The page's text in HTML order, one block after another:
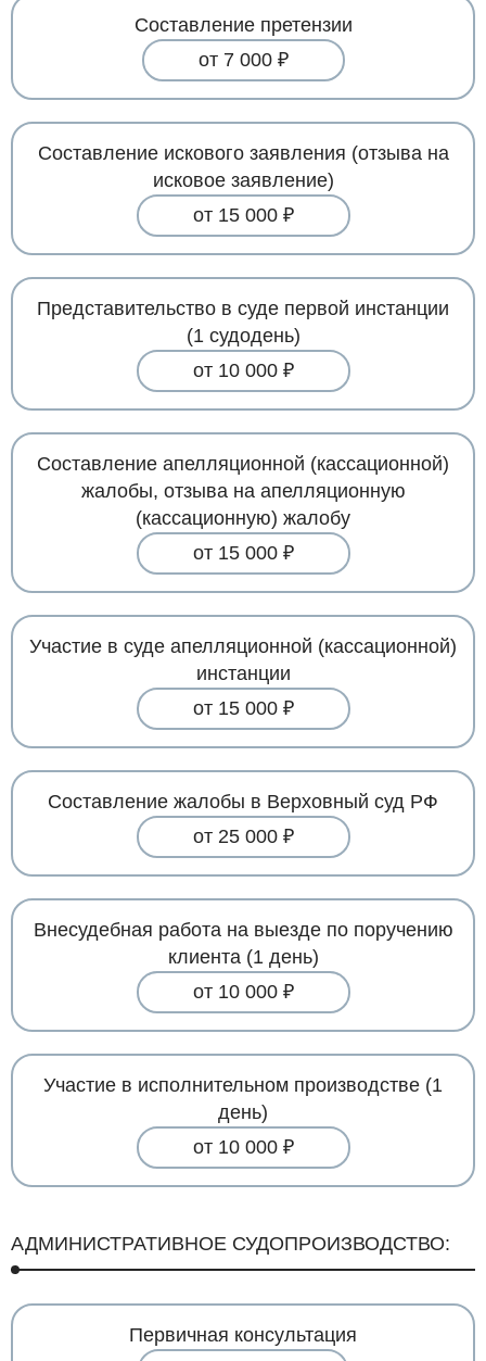
Составление претензии
от 7 000 ₽
Составление искового заявления (отзыва на
исковое заявление)
от 15 000 ₽
Представительство в суде первой инстанции
(1 судодень)
от 10 000 ₽
Составление апелляционной (кассационной)
жалобы, отзыва на апелляционную
(кассационную) жалобу
от 15 000 ₽
Участие в суде апелляционной (кассационной)
инстанции
от 15 000 ₽
Составление жалобы в Верховный суд РФ
от 25 000 ₽
Внесудебная работа на выезде по поручению
клиента (1 день)
от 10 000 ₽
Участие в исполнительном производстве (1
день)
от 10 000 ₽
АДМИНИСТРАТИВНОЕ СУДОПРОИЗВОДСТВО:
Первичная консультация